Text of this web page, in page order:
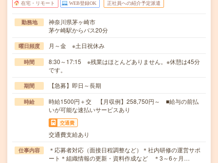
在宅・リモート WEB登録OK 正社員への紹介予定派遣
勤務地
神奈川県茅ヶ崎市
茅ケ崎駅からバス20分
曜日頻度 月～金 ※土日祝休み
時間
8:30～17:15 ※残業はほとんどありません。※休憩は45分
です。
期間 【急募】即日～長期
時給
時給1500円＋交 【月収例】258,750円～ ■給与の前払
いが可能な速払いサービスあり
交通費
交通費支給あり
仕事内容
＊応募者対応（面接日程調整など）＊社内研修の運営サポ
ート＊組織情報の更新・資料作成など ＊3～6ヶ月…